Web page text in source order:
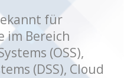
für
im Bereich
(OSS),
(DSS), Cloud